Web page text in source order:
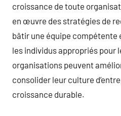
croissance de toute
en œuvre des stratégies de
bâtir une équipe compétente
les individus appropriés pour
organisations peuvent
consolider leur culture
croissance durable.